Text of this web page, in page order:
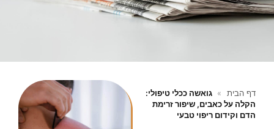
דף הבית » גואשה ככלי טיפולי:
הקלה על כאבים, שיפור זרימת
הדם וקידום ריפוי טבעי